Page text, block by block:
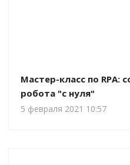
Мастер-класс по RPA:
робота "с нуля"
5 февраля 2021 10:57